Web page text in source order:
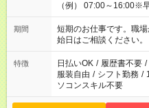
（例） 07:00～16:00※
20:00※遅番 ※時間は、
あれば調整できます！
なります。★家庭の都合
ください。
期間
短期のお仕事です。職
始日はご相談ください
特徴 日払いOK / 履歴書不要 /
服装自由 / シフト勤務 /
ソコンスキル不要